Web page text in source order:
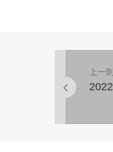
上一則